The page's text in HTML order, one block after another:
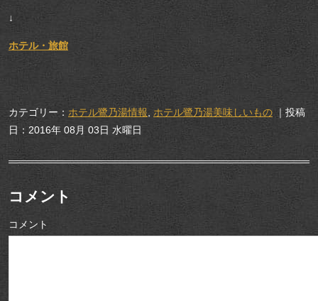
↓
ホテル・旅館
カテゴリー： ホテル鷺乃湯情報, ホテル鷺乃湯美味しいもの ｜投稿
日：2016年 08月 03日 水曜日
コメント
コメント